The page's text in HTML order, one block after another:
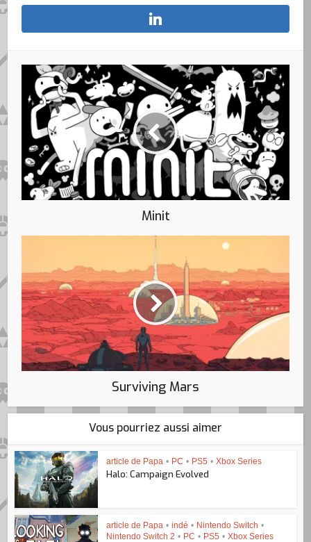
Minit
Surviving Mars
Vous pourriez aussi aimer
article de Papa • PC • PS5 • Xbox Series
Halo: Campaign Evolved
article de Papa • indé • Nintendo Switch •
Nintendo Switch 2 • PC • PS5 • Xbox Series